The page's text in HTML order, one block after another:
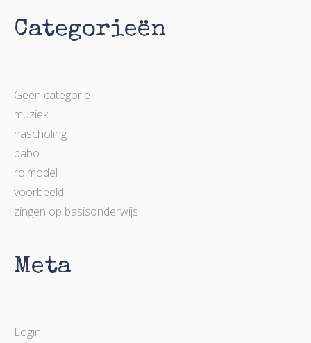
Categorieën
Geen categorie
muziek
nascholing
pabo
rolmodel
voorbeeld
zingen op basisonderwijs
Meta
Login